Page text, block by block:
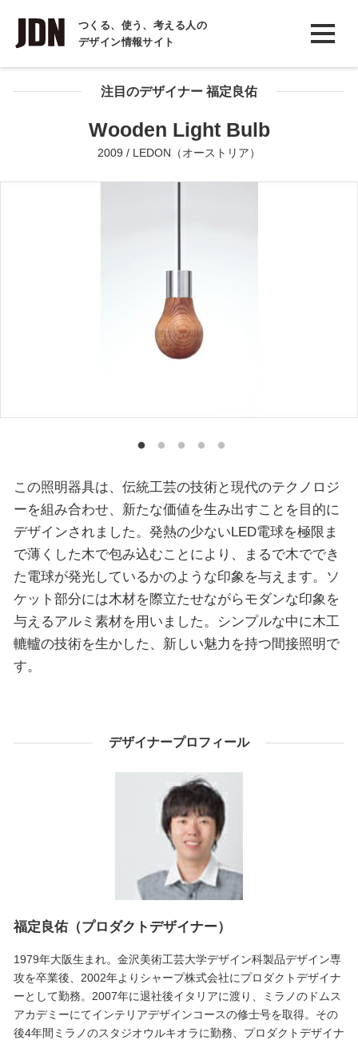
つくる、使う、考える人の
デザイン情報サイト
INTERVIEW
インタビュー
REPORT
COLUMN
注目のデザイナー 福定良佑
Wooden Light Bulb
2009 / LEDON（オーストリア）
この照明器具は、伝統工芸の技術と現代のテクノロジ
ーを組み合わせ、新たな価値を生み出すことを目的に
デザインされました。発熱の少ないLED電球を極限ま
で薄くした木で包み込むことにより、まるで木ででき
た電球が発光しているかのような印象を与えます。ソ
ケット部分には木材を際立たせながらモダンな印象を
与えるアルミ素材を用いました。シンプルな中に木工
轆轤の技術を生かした、新しい魅力を持つ間接照明で
す。
デザイナープロフィール
福定良佑（プロダクトデザイナー）
1979年大阪生まれ。金沢美術工芸大学デザイン科製品デザイン専
攻を卒業後、2002年よりシャープ株式会社にプロダクトデザイナ
ーとして勤務。2007年に退社後イタリアに渡り、ミラノのドムス
アカデミーにてインテリアデザインコースの修士号を取得。その
後4年間ミラノのスタジオウルキオラに勤務、プロダクトデザイナ